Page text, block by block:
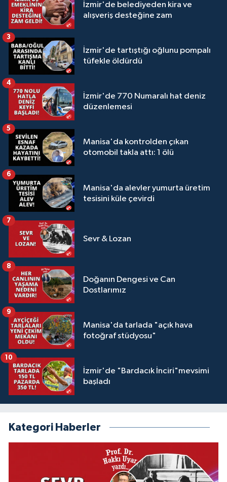
İzmir'de belediyeden kira ve
alışveriş desteğine zam
İzmir'de tartıştığı oğlunu pompalı
tüfekle öldürdü
3
İzmir'de 770 Numaralı hat deniz
düzenlemesi
4
Manisa'da kontrolden çıkan
otomobil takla attı: 1 ölü
5
Manisa'da alevler yumurta üretim
tesisini küle çevirdi
6
Sevr & Lozan
7
Doğanın Dengesi ve Can
Dostlarımız
8
Manisa'da tarlada "açık hava
fotoğraf stüdyosu"
9
İzmir'de "Bardacık İnciri"mevsimi
başladı
10
Kategori Haberler